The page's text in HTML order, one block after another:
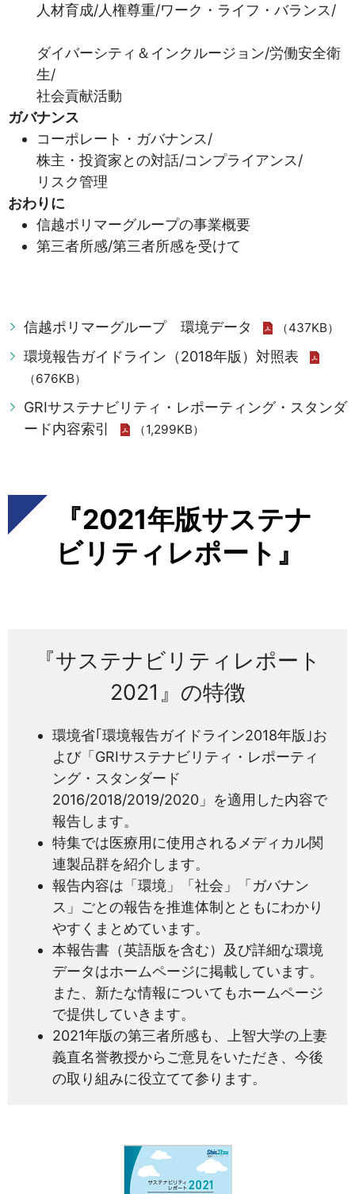
人材育成/人権尊重/ワーク・ライフ・バランス/
ダイバーシティ＆インクルージョン/労働安全衛
生/
社会貢献活動
ガバナンス
コーポレート・ガバナンス/
株主・投資家との対話/コンプライアンス/
リスク管理
おわりに
信越ポリマーグループの事業概要
第三者所感/第三者所感を受けて
信越ポリマーグループ 環境データ （437KB）
環境報告ガイドライン（2018年版）対照表
（676KB）
GRIサステナビリティ・レポーティング・スタンダ
ード内容索引
（1,299KB）
『2021年版サステナ
ビリティレポート』
『サステナビリティレポート
2021』の特徴
環境省｢環境報告ガイドライン2018年版｣お
よび「GRIサステナビリティ・レポーティ
ング・スタンダード
2016/2018/2019/2020」を適用した内容で
報告します。
特集では医療用に使用されるメディカル関
連製品群を紹介します。
報告内容は「環境」「社会」「ガバナン
ス」ごとの報告を推進体制とともにわかり
やすくまとめています。
本報告書（英語版を含む）及び詳細な環境
データはホームページに掲載しています。
また、新たな情報についてもホームページ
で提供していきます。
2021年版の第三者所感も、上智大学の上妻
義直名誉教授からご意見をいただき、今後
の取り組みに役立てて参ります。